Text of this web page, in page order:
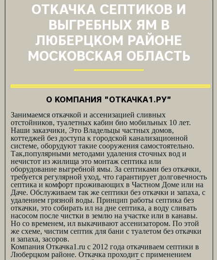
ОТКАЧКА СЕПТИКОВ И
ВЫГРЕБНЫХ ЯМ В
ЛЮБЕРЦКОМ РАЙОНЕ
МОСКОВСКАЯ ОБЛАСТЬ
О КОМПАНИЯ "ОТКАЧКА1.РУ"
Занимаемся откачкой и ассенизацией сливных
отстойников, туалетных кабин био мобильных 10 лет.
Наши заказчики, Это Владельцы частных домов,
коттеджей без доступа к городской канализационной
системе, оборудуют такие сооружения самостоятельно.
Так,популярными методами удаления сточных вод и
нечистот из жилища это монтаж септика или
оборудование выгребной ямы. За септиками без откачки,
требуется регулярной уход, что гарантирует долговечность
септика и комфорт проживающих в Частном Доме или на
Даче. Обслуживаем так же септики без откачки и запаха, с
удалением грязной воды. Принцип работы септика без
откачки, это собирать ил на дне септика, а воду сливать
насосом после чистки в землю на участке или в канавы.
Но со временем, ил выкачивают ассенизатором. По этой
же схеме, чистим септик для бани с туалетом без откачки
и запаха, засоров.
Компания Откачка1.ru с 2012 года откачиваем септики в
Люберцком районе. Откачка проходит с применением